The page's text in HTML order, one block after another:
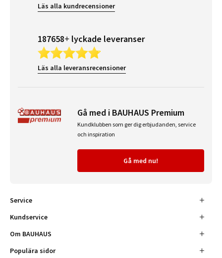
Läs alla kundrecensioner
187658+ lyckade leveranser
Läs alla leveransrecensioner
Gå med i BAUHAUS Premium
Kundklubben som ger dig erbjudanden, service
och inspiration
Gå med nu!
Service
Kundservice
Om BAUHAUS
Populära sidor